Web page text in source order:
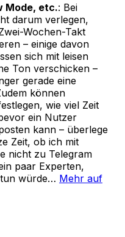
Mode, etc.: Bei
darum verlegen,
Wochen-Takt
– einige davon
sich mit leisen
Ton verschicken –
gerade eine
können
wie viel Zeit
ein Nutzer
kann – überlege
Zeit, ob ich mit
nicht zu Telegram
paar Experten,
würde… Mehr auf